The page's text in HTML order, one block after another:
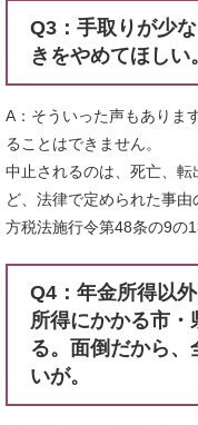
Q3：手取りが少
きをやめてほしい。
A：そういった声もありま
ることはできません。
中止されるのは、死亡、
ど、法律で定められた事
方税法施行令第48条の9の
Q4：年金所得以
所得にかかる市
る。面倒だから
いが。